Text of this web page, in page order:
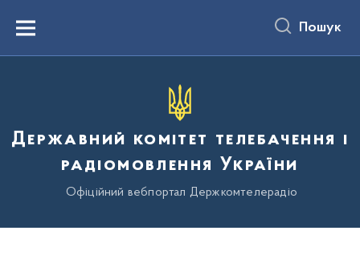
вмістуMenu Пошук
Державний комітет телебачення і
радіомовлення України
Офіційний вебпортал Держкомтелерадіо